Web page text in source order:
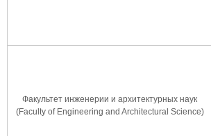
Факультет инженерии и архитектурных наук
(Faculty of Engineering and Architectural Science)